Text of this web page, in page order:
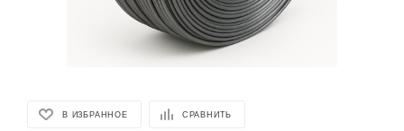
В ИЗБРАННОЕ СРАВНИТЬ